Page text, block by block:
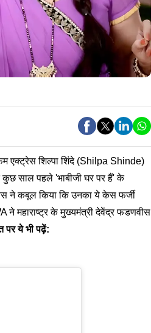
एक्ट्रेस शिल्पा शिंदे (Shilpa Shinde)
कुछ साल पहले 'भाबीजी घर पर हैं' के
ने कबूल किया कि उनका ये केस फर्जी
ने महाराष्ट्र के मुख्यमंत्री देवेंद्र फडणवीस
पर ये भी पढ़ें: